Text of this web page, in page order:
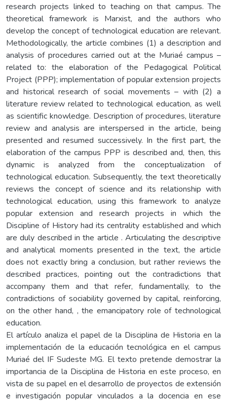
research projects linked to teaching on that campus. The
theoretical framework is Marxist, and the authors who
develop the concept of technological education are relevant.
Methodologically, the article combines (1) a description and
analysis of procedures carried out at the Muriaé campus –
related to: the elaboration of the Pedagogical Political
Project (PPP); implementation of popular extension projects
and historical research of social movements – with (2) a
literature review related to technological education, as well
as scientific knowledge. Description of procedures, literature
review and analysis are interspersed in the article, being
presented and resumed successively. In the first part, the
elaboration of the campus PPP is described and, then, this
dynamic is analyzed from the conceptualization of
technological education. Subsequently, the text theoretically
reviews the concept of science and its relationship with
technological education, using this framework to analyze
popular extension and research projects in which the
Discipline of History had its centrality established and which
are duly described in the article . Articulating the descriptive
and analytical moments presented in the text, the article
does not exactly bring a conclusion, but rather reviews the
described practices, pointing out the contradictions that
accompany them and that refer, fundamentally, to the
contradictions of sociability governed by capital, reinforcing,
on the other hand, , the emancipatory role of technological
education.
El artículo analiza el papel de la Disciplina de Historia en la
implementación de la educación tecnológica en el campus
Muriaé del IF Sudeste MG. El texto pretende demostrar la
importancia de la Disciplina de Historia en este proceso, en
vista de su papel en el desarrollo de proyectos de extensión
e investigación popular vinculados a la docencia en ese